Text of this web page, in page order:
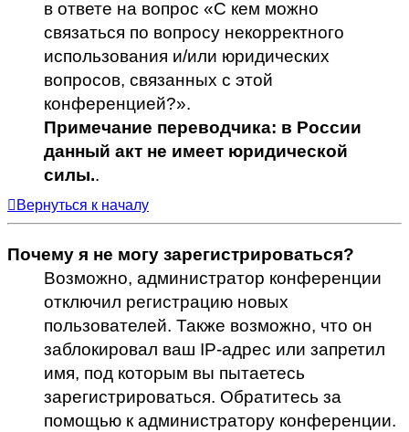
в ответе на вопрос «С кем можно
связаться по вопросу некорректного
использования и/или юридических
вопросов, связанных с этой
конференцией?».
Примечание переводчика: в России
данный акт не имеет юридической
силы..
Вернуться к началу
Почему я не могу зарегистрироваться?
Возможно, администратор конференции
отключил регистрацию новых
пользователей. Также возможно, что он
заблокировал ваш IP-адрес или запретил
имя, под которым вы пытаетесь
зарегистрироваться. Обратитесь за
помощью к администратору конференции.